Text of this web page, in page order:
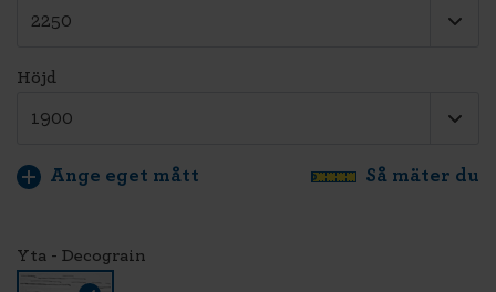
Höjd
Ange eget mått Så mäter du
Yta - Decograin